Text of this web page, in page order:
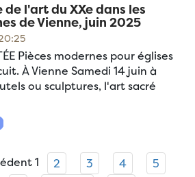
l'art du XXe dans les
de Vienne, juin 2025
Pièces modernes pour églises
À Vienne Samedi 14 juin à
ou sculptures, l'art sacré
1 2 3 4
5